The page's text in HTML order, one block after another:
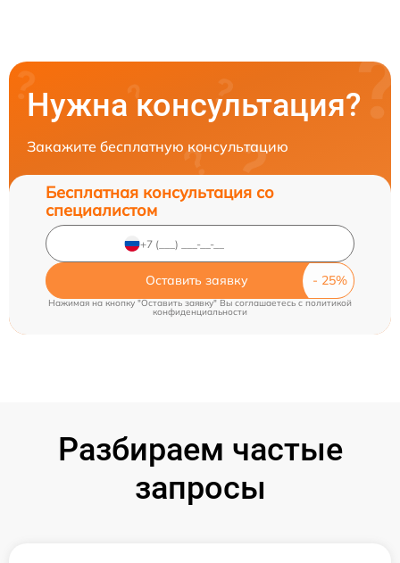
Нужна консультация?
Закажите бесплатную консультацию
Бесплатная консультация со
специалистом
Оставить заявку
Нажимая на кнопку "Оставить заявку" Вы соглашаетесь c политикой
конфиденциальности
Разбираем частые
запросы